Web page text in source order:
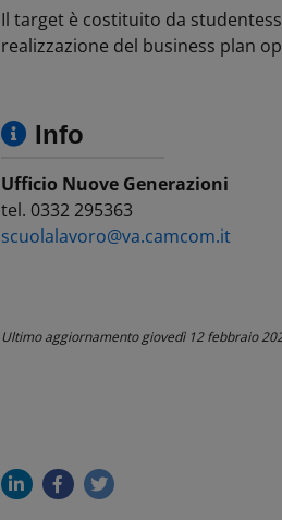
Il target è costituito da
realizzazione del business plan
Info
Ufficio Nuove Generazioni
tel. 0332 295363
scuolalavoro@va.camcom.it
Ultimo aggiornamentogiovedì 12 febbraio